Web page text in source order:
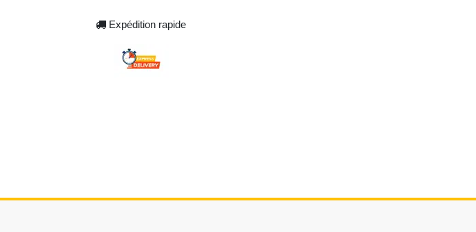
Expédition rapide